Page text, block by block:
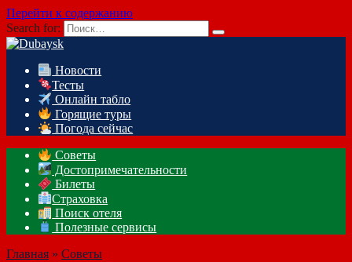
Перейти к содержанию
Search for:
Новости
Тесты
Онлайн табло
Горящие туры
Погода сейчас
Советы
Достопримечательности
Билеты
Страховка
Поиск отеля
Полезные сервисы
Главная » Советы